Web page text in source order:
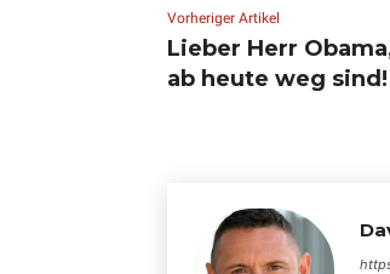
Vorheriger Artikel
Lieber Herr
ab heute weg sind!